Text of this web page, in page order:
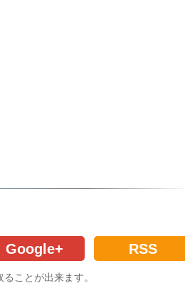
Google+ RSS
ことが出来ます。